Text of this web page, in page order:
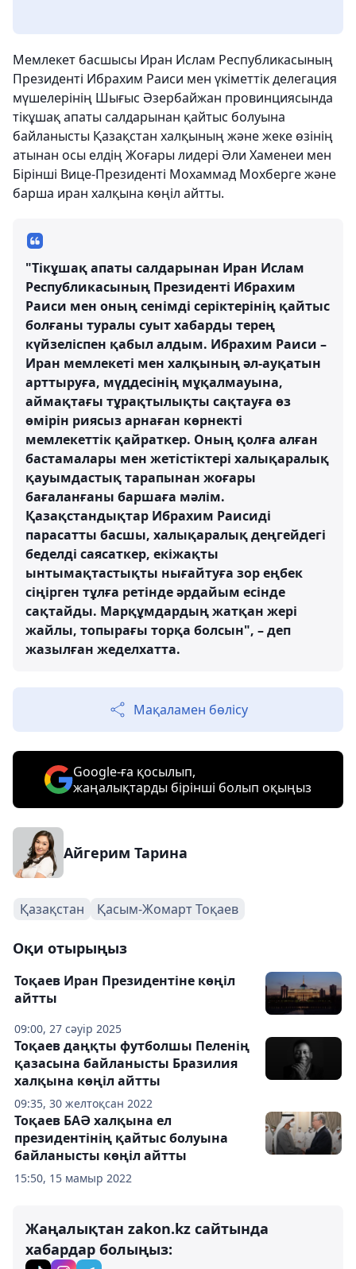
Мемлекет басшысы Иран Ислам Республикасының
Президенті Ибрахим Раиси мен үкіметтік делегация
мүшелерінің Шығыс Әзербайжан провинциясында
тікұшақ апаты салдарынан қайтыс болуына
байланысты Қазақстан халқының және жеке өзінің
атынан осы елдің Жоғары лидері Әли Хаменеи мен
Бірінші Вице-Президенті Мохаммад Мохберге және
барша иран халқына көңіл айтты.
"Тікұшақ апаты салдарынан Иран Ислам
Республикасының Президенті Ибрахим
Раиси мен оның сенімді серіктерінің қайтыс
болғаны туралы суыт хабарды терең
күйзеліспен қабыл алдым. Ибрахим Раиси –
Иран мемлекеті мен халқының әл-ауқатын
арттыруға, мүддесінің мұқалмауына,
аймақтағы тұрақтылықты сақтауға өз
өмірін риясыз арнаған көрнекті
мемлекеттік қайраткер. Оның қолға алған
бастамалары мен жетістіктері халықаралық
қауымдастық тарапынан жоғары
бағаланғаны баршаға мәлім.
Қазақстандықтар Ибрахим Раисиді
парасатты басшы, халықаралық деңгейдегі
беделді саясаткер, екіжақты
ынтымақтастықты нығайтуға зор еңбек
сіңірген тұлға ретінде әрдайым есінде
сақтайды. Марқұмдардың жатқан жері
жайлы, топырағы торқа болсын", – деп
жазылған жеделхатта.
Мақаламен бөлісу
Google-ға қосылып,
жаңалықтарды бірінші болып оқыңыз
Айгерим Тарина
Қазақстан Қасым-Жомарт Тоқаев
Оқи отырыңыз
09:00, 27 сәуір 2025
Тоқаев Иран Президентіне көңіл
айтты
09:35, 30 желтоқсан 2022
Тоқаев даңқты футболшы Пеленің
қазасына байланысты Бразилия
халқына көңіл айтты
15:50, 15 мамыр 2022
Тоқаев БАӘ халқына ел
президентінің қайтыс болуына
байланысты көңіл айтты
Жаңалықтан zakon.kz сайтында
хабардар болыңыз: